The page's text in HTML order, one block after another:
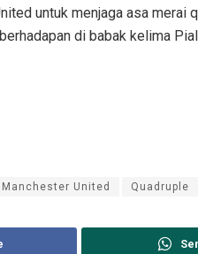
untuk menjaga asa merai
di babak kelima
Manchester United Quadruple